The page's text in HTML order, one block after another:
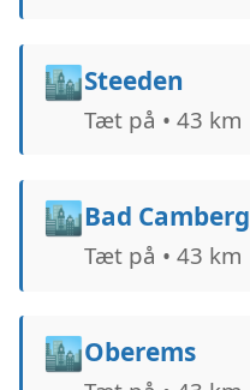
🏙️Steeden
Tæt på • 43 km
🏙️Bad Camberg
Tæt på • 43 km
🏙️Oberems